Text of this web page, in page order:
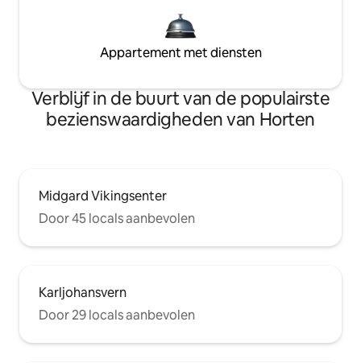
Appartement met diensten
Verblijf in de buurt van de populairste
bezienswaardigheden van Horten
Midgard Vikingsenter
Door 45 locals aanbevolen
Karljohansvern
Door 29 locals aanbevolen